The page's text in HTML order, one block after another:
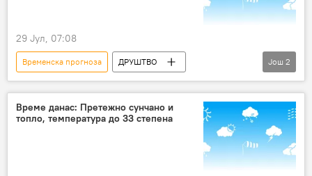
29 Јул, 07:08
Временска прогноза
ДРУШТВО
Србија – друштво
Друштво
Још 2
Време данас: Претежно сунчано и
топло, температура до 33 степена